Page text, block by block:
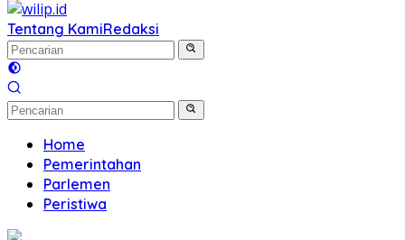
Tentang KamiRedaksi
Home
Pemerintahan
Parlemen
Peristiwa